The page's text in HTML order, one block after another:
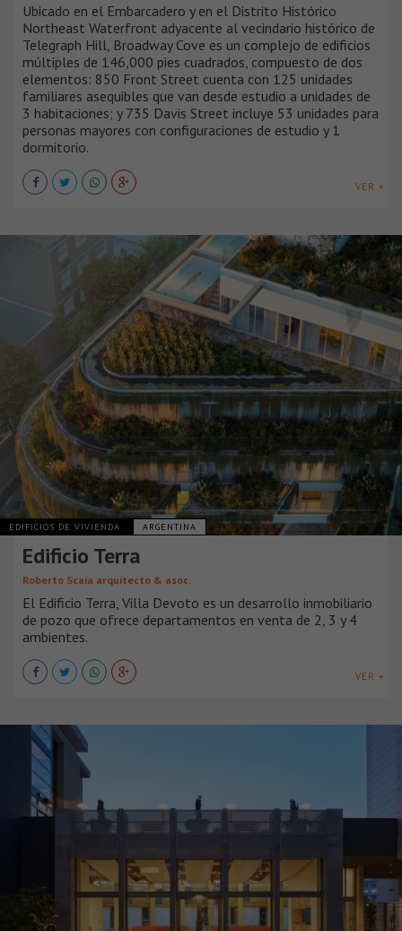
Ubicado en el Embarcadero y en el Distrito Histórico
Northeast Waterfront adyacente al vecindario histórico de
Telegraph Hill, Broadway Cove es un complejo de edificios
múltiples de 146,000 pies cuadrados, compuesto de dos
elementos: 850 Front Street cuenta con 125 unidades
familiares asequibles que van desde estudio a unidades de
3 habitaciones; y 735 Davis Street incluye 53 unidades para
personas mayores con configuraciones de estudio y 1
dormitorio.
VER +
EDIFICIOS DE VIVIENDA ARGENTINA
Edificio Terra
Roberto Scaia arquitecto & asoc.
El Edificio Terra, Villa Devoto es un desarrollo inmobiliario
de pozo que ofrece departamentos en venta de 2, 3 y 4
ambientes.
VER +